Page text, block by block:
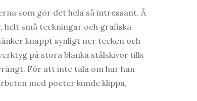
som gör det hela så intressant. Å
små teckningar och grafiska
knappt synligt ner tecken och
på stora blanka stålskivor tills
För att inte tala om hur han
med poeter kunde klippa,